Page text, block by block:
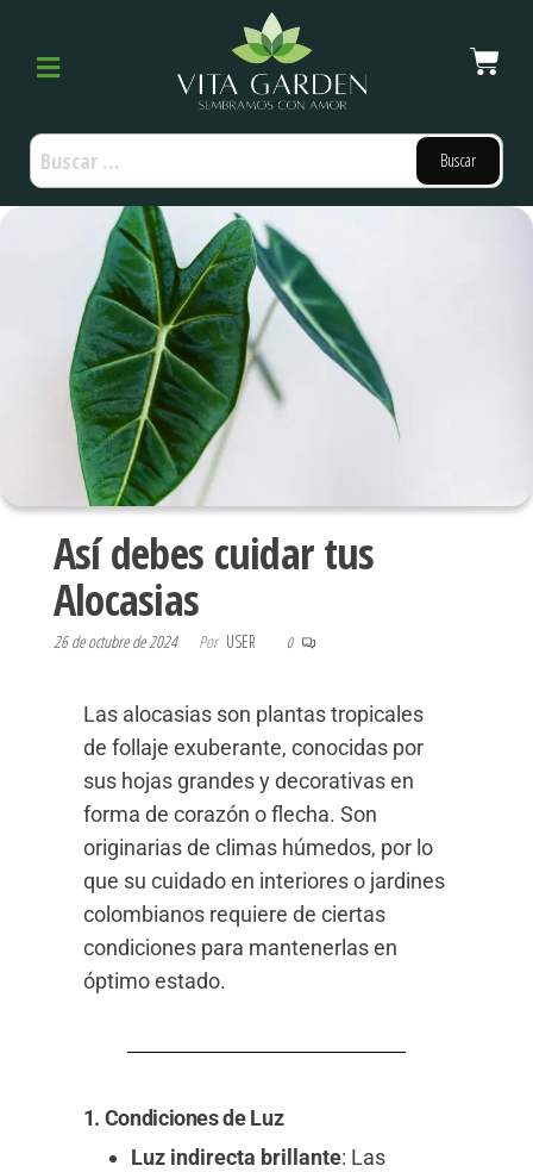
Así debes cuidar tus
Alocasias
26 de octubre de 2024 Por USER 0
Las alocasias son plantas tropicales
de follaje exuberante, conocidas por
sus hojas grandes y decorativas en
forma de corazón o flecha. Son
originarias de climas húmedos, por lo
que su cuidado en interiores o jardines
colombianos requiere de ciertas
condiciones para mantenerlas en
óptimo estado.
1. Condiciones de Luz
Luz indirecta brillante: Las